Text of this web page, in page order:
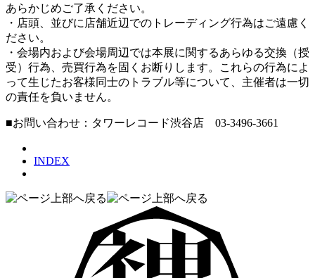
あらかじめご了承ください。
・店頭、並びに店舗近辺でのトレーディング行為はご遠慮く
ださい。
・会場内および会場周辺では本展に関するあらゆる交換（授
受）行為、売買行為を固くお断りします。これらの行為によ
って生じたお客様同士のトラブル等について、主催者は一切
の責任を負いません。
■お問い合わせ：タワーレコード渋谷店 03-3496-3661
INDEX